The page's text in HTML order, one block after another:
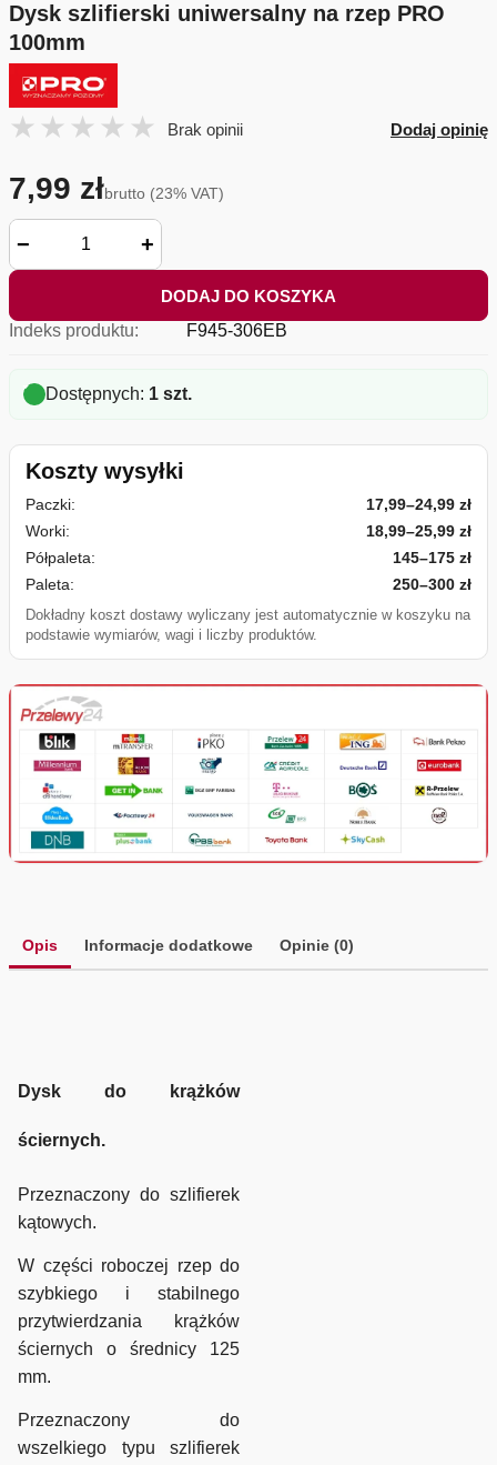
Dysk szlifierski uniwersalny na rzep PRO
100mm
Brak opinii Dodaj opinię
7,99 złbrutto (23% VAT)
− +
DODAJ DO KOSZYKA
Indeks produktu:
F945-306EB
Dostępnych: 1 szt.
Koszty wysyłki
Paczki:
17,99–24,99 zł
Worki:
18,99–25,99 zł
Półpaleta:
145–175 zł
Paleta:
250–300 zł
Dokładny koszt dostawy wyliczany jest automatycznie w koszyku na
podstawie wymiarów, wagi i liczby produktów.
Opis Informacje dodatkowe Opinie (0)
Dysk do krążków
ściernych.
Przeznaczony do szlifierek
kątowych.
W części roboczej rzep do
szybkiego i stabilnego
przytwierdzania krążków
ściernych o średnicy 125
mm.
Przeznaczony do
wszelkiego typu szlifierek